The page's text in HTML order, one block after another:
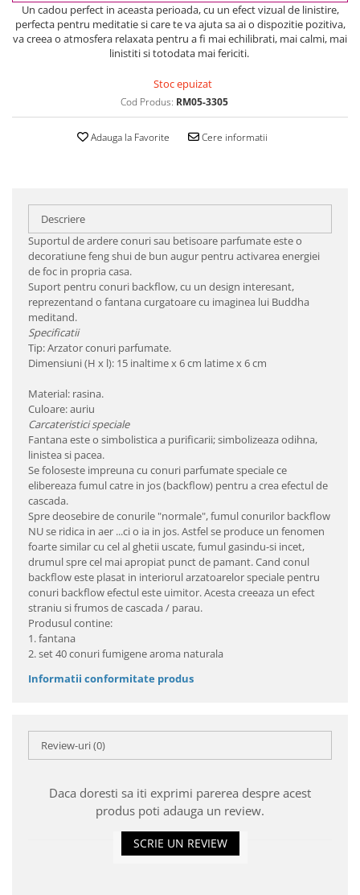
Un cadou perfect in aceasta perioada, cu un efect vizual de linistire,
perfecta pentru meditatie si care te va ajuta sa ai o dispozitie pozitiva,
va creea o atmosfera relaxata pentru a fi mai echilibrati, mai calmi, mai
linistiti si totodata mai fericiti.
Stoc epuizat
Cod Produs: RM05-3305
Adauga la Favorite Cere informatii
Descriere
Suportul de ardere conuri sau betisoare parfumate este o
decoratiune feng shui de bun augur pentru activarea energiei
de foc in propria casa.
Suport pentru conuri backflow, cu un design interesant,
reprezentand o fantana curgatoare cu imaginea lui Buddha
meditand.
Specificatii
Tip: Arzator conuri parfumate.
Dimensiuni (H x l): 15 inaltime x 6 cm latime x 6 cm
Material: rasina.
Culoare: auriu
Carcateristici speciale
Fantana este o simbolistica a purificarii; simbolizeaza odihna,
linistea si pacea.
Se foloseste impreuna cu conuri parfumate speciale ce
elibereaza fumul catre in jos (backflow) pentru a crea efectul de
cascada.
Spre deosebire de conurile "normale", fumul conurilor backflow
NU se ridica in aer ...ci o ia in jos. Astfel se produce un fenomen
foarte similar cu cel al ghetii uscate, fumul gasindu-si incet,
drumul spre cel mai apropiat punct de pamant. Cand conul
backflow este plasat in interiorul arzatoarelor speciale pentru
conuri backflow efectul este uimitor. Acesta creeaza un efect
straniu si frumos de cascada / parau.
Produsul contine:
1. fantana
2. set 40 conuri fumigene aroma naturala
Informatii conformitate produs
Review-uri(0)
Daca doresti sa iti exprimi parerea despre acest
produs poti adauga un review.
SCRIE UN REVIEW